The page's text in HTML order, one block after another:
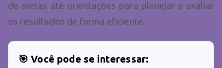
de metas até orientações para planejar e avaliar
os resultados de forma eficiente.
🎯 Você pode se interessar: